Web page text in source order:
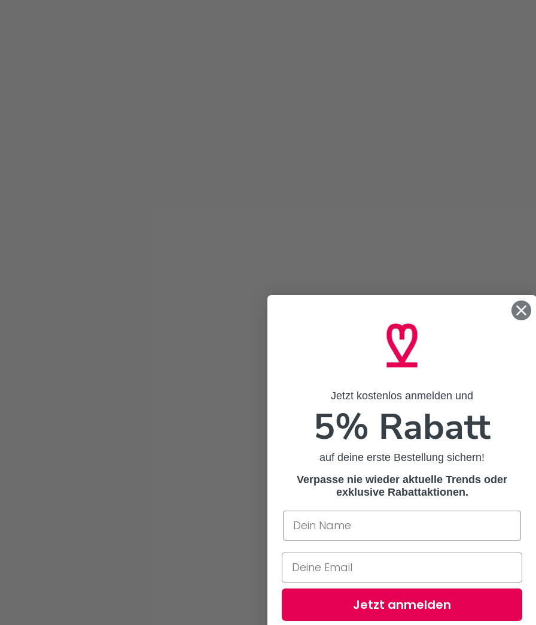
Jetzt kostenlos anmelden und
5% Rabatt
auf deine erste Bestellung sichern!
Verpasse nie wieder aktuelle Trends oder
exklusive Rabattaktionen.
Jetzt anmelden